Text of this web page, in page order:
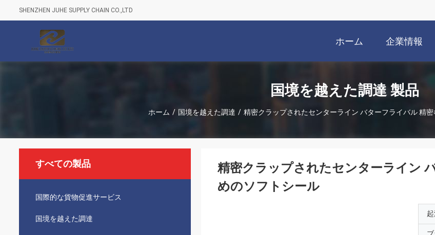
SHENZHEN JUHE SUPPLY CHAIN CO.,LTD
ホーム 企業情報
国境を越えた調達 製品
ホーム / 国境を越えた調達 / 精密クラップされたセンターライン バターフライバル 精
すべての製品
国際的な貨物促進サービス
国境を越えた調達
精密クラップされたセンターライン
めのソフトシール